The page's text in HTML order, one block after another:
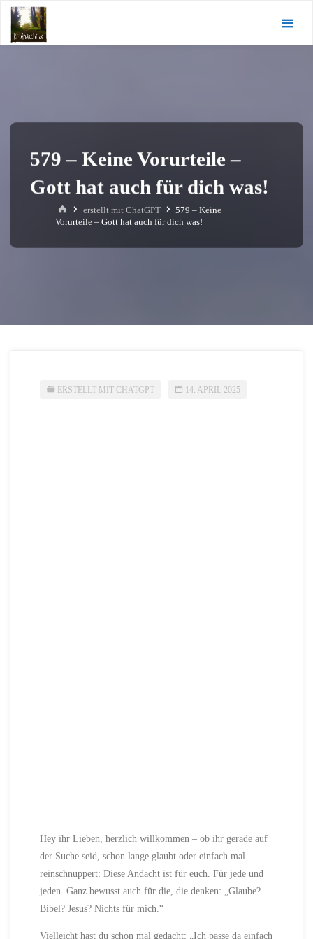
Zum
Inhalt
springen
579 – Keine Vorurteile –
Gott hat auch für dich was!
Starterstellt mit ChatGPT
579 – Keine
Vorurteile – Gott hat auch für dich was!
ERSTELLT MIT CHATGPT 14. APRIL 2025
Hey ihr Lieben, herzlich willkommen – ob ihr gerade auf
der Suche seid, schon lange glaubt oder einfach mal
reinschnuppert: Diese Andacht ist für euch. Für jede und
jeden. Ganz bewusst auch für die, die denken: „Glaube?
Bibel? Jesus? Nichts für mich.“
Vielleicht hast du schon mal gedacht: „Ich passe da einfach